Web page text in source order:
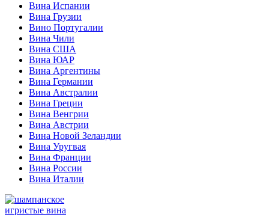
Вина Испании
Вина Грузии
Вино Португалии
Вина Чили
Вина США
Вина ЮАР
Вина Аргентины
Вина Германии
Вина Австралии
Вина Греции
Вина Венгрии
Вина Австрии
Вина Новой Зеландии
Вина Уругвая
Вина Франции
Вина России
Вина Италии
игристые вина